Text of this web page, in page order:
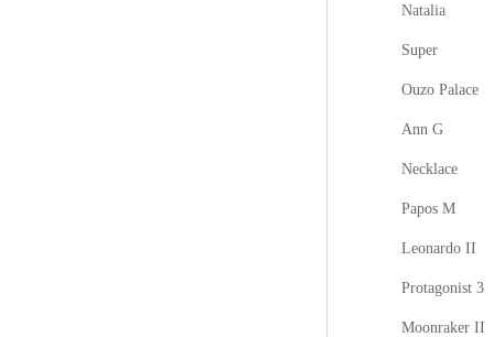
Natalia
Super
Ouzo Palace
Ann G
Necklace
Papos M
Leonardo II
Protagonist 3
Moonraker II